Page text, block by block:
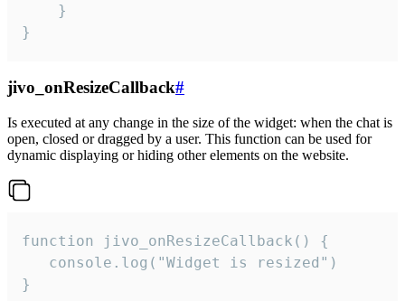
    }
}
jivo_onResizeCallback#
Is executed at any change in the size of the widget: when the chat is
open, closed or dragged by a user. This function can be used for
dynamic displaying or hiding other elements on the website.
function jivo_onResizeCallback() {
   console.log("Widget is resized")
}